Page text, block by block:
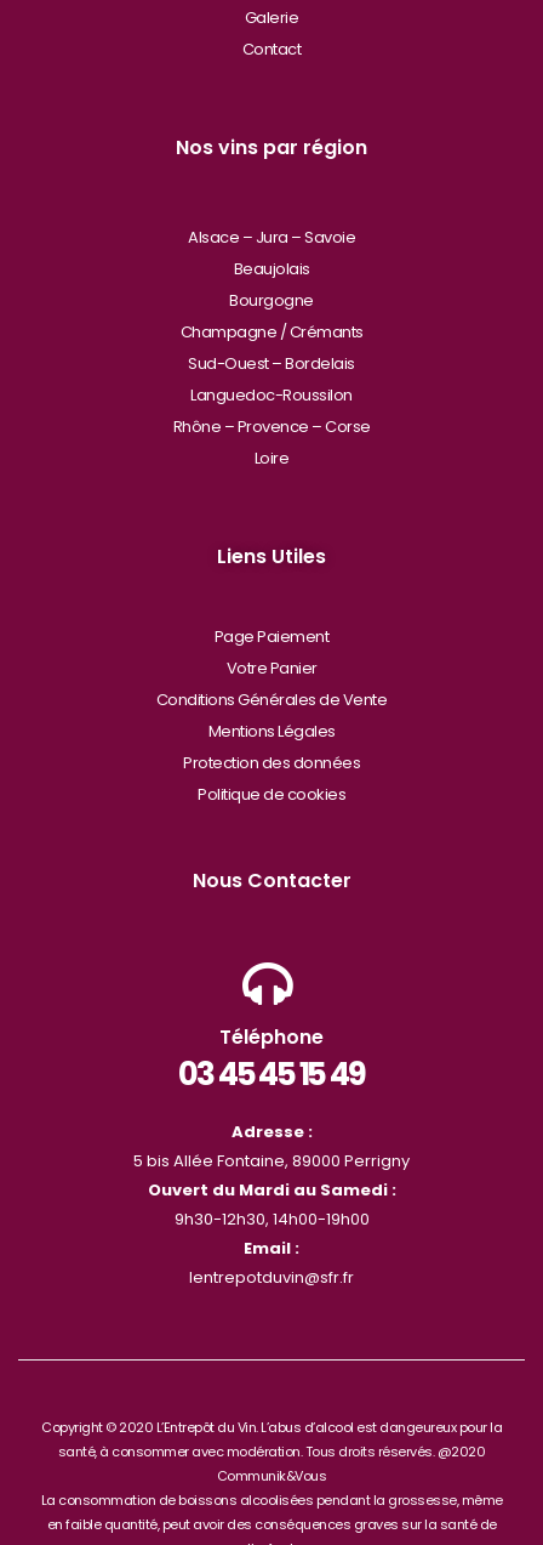
Galerie
Contact
Nos vins par région
Alsace – Jura – Savoie
Beaujolais
Bourgogne
Champagne / Crémants
Sud-Ouest – Bordelais
Languedoc-Roussilon
Rhône – Provence – Corse
Loire
Liens Utiles
Page Paiement
Votre Panier
Conditions Générales de Vente
Mentions Légales
Protection des données
Politique de cookies
Nous Contacter
Téléphone
03 45 45 15 49
Adresse :
5 bis Allée Fontaine, 89000 Perrigny
Ouvert du Mardi au Samedi :
9h30-12h30, 14h00-19h00
Email :
lentrepotduvin@sfr.fr
Copyright © 2020 L’Entrepôt du Vin. L’abus d’alcool est dangeureux pour la
santé, à consommer avec modération. Tous droits réservés. @2020
Communik&Vous
La consommation de boissons alcoolisées pendant la grossesse, même
en faible quantité, peut avoir des conséquences graves sur la santé de